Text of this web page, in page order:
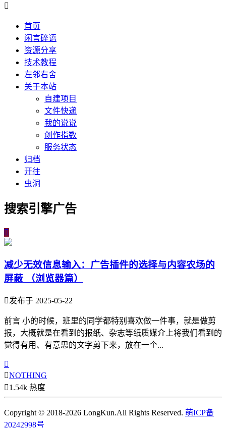

首页
闲言碎语
资源分享
技术教程
左邻右舍
关于本站
自建项目
文件快递
我的说说
创作指数
服务状态
归档
开往
虫洞
搜索引擎广告

减少无效信息输入：广告插件的选择与内容农场的
屏蔽 （浏览器篇）
发布于 2025-05-22
前言 小的时候，班里的同学都特别喜欢做一件事，就是做剪
报，大概就是在看到的报纸、杂志等纸质媒介上将我们看到的
觉得有用、有意思的文字剪下来，放在一个...

NOTHING
1.54k 热度
Copyright © 2018-2026 LongKun.All Rights Reserved. 萌ICP备
20242998号